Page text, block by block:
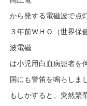
から発する電磁波で点
３年前ＷＨＯ（世界保
波電磁
は小児用白血病患者を
国にも警笛を鳴らしま
もしかすると、突然繁